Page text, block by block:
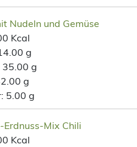
Nudeln und Gemüse
Kcal
g
35.00 g
g
5.00 g
Erdnuss-Mix Chili
Kcal